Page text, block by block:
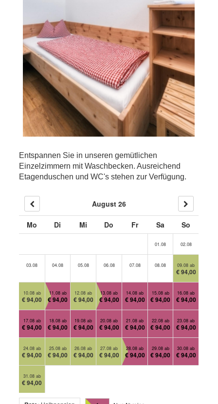
Entspannen Sie in unseren gemütlichen
Einzelzimmern mit Waschbecken. Ausreichend
Etagenduschen und WC's stehen zur Verfügung.
August 26
Mo Di Mi Do Fr Sa So
01.08 02.08
03.08 04.08 05.08 06.08 07.08 08.08 09.08 ab
€ 94,00
10.08 ab
€ 94,00
11.08 ab
€ 94,00
12.08 ab
€ 94,00
13.08 ab
€ 94,00
14.08 ab
€ 94,00
15.08 ab
€ 94,00
16.08 ab
€ 94,00
17.08 ab
€ 94,00
18.08 ab
€ 94,00
19.08 ab
€ 94,00
20.08 ab
€ 94,00
21.08 ab
€ 94,00
22.08 ab
€ 94,00
23.08 ab
€ 94,00
24.08 ab
€ 94,00
25.08 ab
€ 94,00
26.08 ab
€ 94,00
27.08 ab
€ 94,00
28.08 ab
€ 94,00
29.08 ab
€ 94,00
30.08 ab
€ 94,00
31.08 ab
€ 94,00